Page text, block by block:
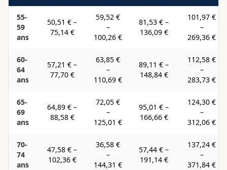
55-
59
ans
50,51 € –
75,14 €
59,52 €
–
100,26 €
81,53 € –
136,09 €
101,97 €
–
269,36 €
60-
64
ans
57,21 € –
77,70 €
63,85 €
–
110,69 €
89,11 € –
148,84 €
112,58 €
–
283,73 €
65-
69
ans
64,89 € –
88,58 €
72,05 €
–
125,01 €
95,01 € –
166,66 €
124,30 €
–
312,06 €
70-
74
ans
47,58 € –
102,36 €
36,58 €
–
144,31 €
57,44 € –
191,14 €
137,24 €
–
371,84 €